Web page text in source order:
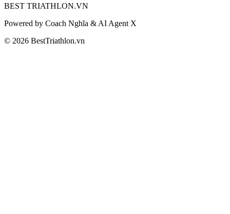
BEST TRIATHLON.VN
Powered by Coach Nghĩa & AI Agent X
© 2026 BestTriathlon.vn